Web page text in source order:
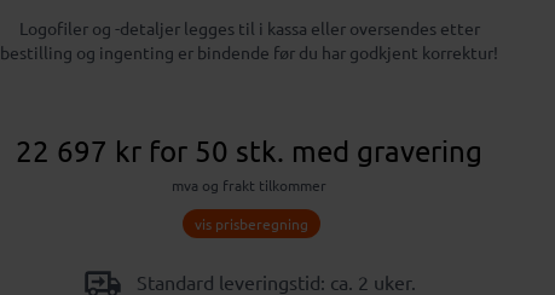
Logofiler og -detaljer legges til i kassa eller oversendes etter
bestilling og ingenting er bindende før du har godkjent korrektur!
22 697 kr for 50 stk. med gravering
mva og frakt tilkommer
vis prisberegning
Standard leveringstid: ca. 2 uker.